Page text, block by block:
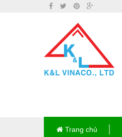
Trang chủ